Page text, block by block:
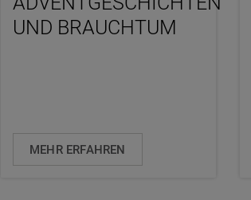
UND BRAUCHTUM
MEHR ERFAHREN